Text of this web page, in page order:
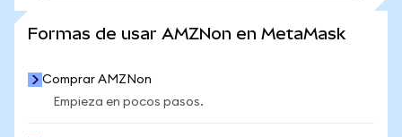
Formas de usar AMZNon en MetaMask
Comprar AMZNon
Empieza en pocos pasos.